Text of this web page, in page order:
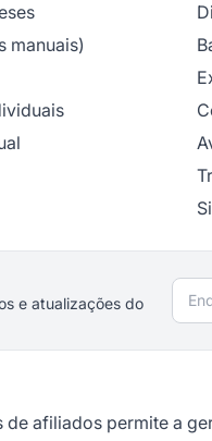
manuais)
e atualizações do
afiliados permite a